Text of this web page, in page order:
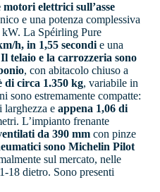
motori elettrici sull’asse
e una potenza complessiva
La Spéirling Pure
h, in 1,55 secondi e una
Il telaio e la carrozzeria sono
, con abitacolo chiuso a
di circa 1.350 kg, variabile in
sono estremamente compatte:
larghezza e appena 1,06 di
L’impianto frenante
da 390 mm con pinze
sono Michelin Pilot
sul mercato, nelle
18 dietro. Sono presenti